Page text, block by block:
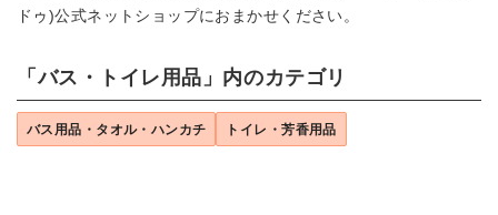
ドゥ)公式ネットショップにおまかせください。
「バス・トイレ用品」内のカテゴリ
バス用品・タオル・ハンカチ トイレ・芳香用品